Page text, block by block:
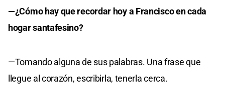
—¿Cómo hay que recordar hoy a Francisco en cada
hogar santafesino?
—Tomando alguna de sus palabras. Una frase que
llegue al corazón, escribirla, tenerla cerca.